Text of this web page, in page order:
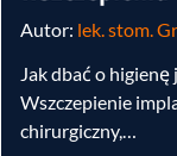
Autor: lek. stom.
Jak dbać o
Wszczepienie
chirurgiczny,…